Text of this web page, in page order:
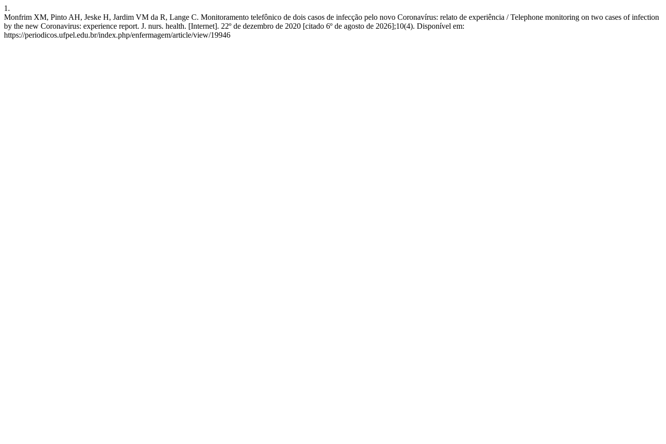
1.
Monfrim XM, Pinto AH, Jeske H, Jardim VM da R, Lange C. Monitoramento telefônico de dois casos de infecção pelo novo Coronavírus: relato de experiência / Telephone monitoring on two cases of infection
by the new Coronavirus: experience report. J. nurs. health. [Internet]. 22º de dezembro de 2020 [citado 6º de agosto de 2026];10(4). Disponível em:
https://periodicos.ufpel.edu.br/index.php/enfermagem/article/view/19946